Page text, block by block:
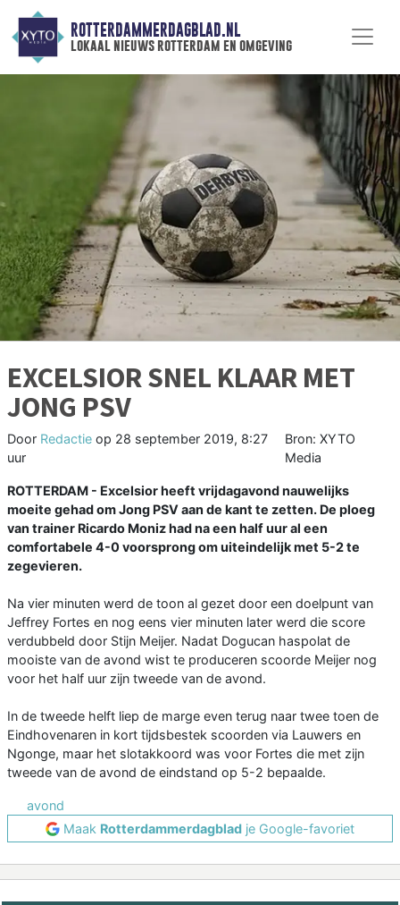
ROTTERDAMMERDAGBLAD.NL
lokaal nieuws rotterdam en omgeving
EXCELSIOR SNEL KLAAR MET
JONG PSV
Door Redactie op 28 september 2019, 8:27
uur
Bron: XYTO
Media
ROTTERDAM - Excelsior heeft vrijdagavond nauwelijks
moeite gehad om Jong PSV aan de kant te zetten. De ploeg
van trainer Ricardo Moniz had na een half uur al een
comfortabele 4-0 voorsprong om uiteindelijk met 5-2 te
zegevieren.
Na vier minuten werd de toon al gezet door een doelpunt van
Jeffrey Fortes en nog eens vier minuten later werd die score
verdubbeld door Stijn Meijer. Nadat Dogucan haspolat de
mooiste van de avond wist te produceren scoorde Meijer nog
voor het half uur zijn tweede van de avond.
In de tweede helft liep de marge even terug naar twee toen de
Eindhovenaren in kort tijdsbestek scoorden via Lauwers en
Ngonge, maar het slotakkoord was voor Fortes die met zijn
tweede van de avond de eindstand op 5-2 bepaalde.
avond
Maak Rotterdammerdagblad je Google-favoriet